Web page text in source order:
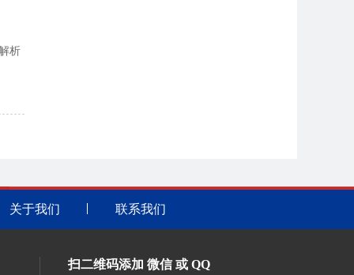
析
关于我们 联系我们
扫二维码添加 微信 或 QQ